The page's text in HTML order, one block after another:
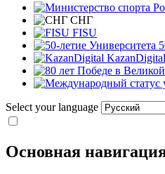
СНГ
FISU
KazanDigital
Select your language
Основная